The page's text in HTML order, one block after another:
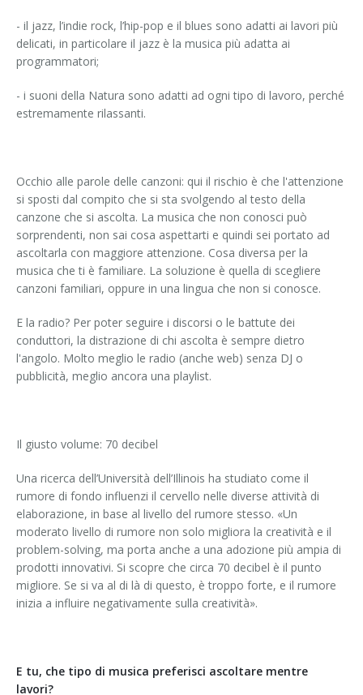
- il jazz, l’indie rock, l’hip-pop e il blues sono adatti ai lavori più
delicati, in particolare il jazz è la musica più adatta ai
programmatori;
- i suoni della Natura sono adatti ad ogni tipo di lavoro, perché
estremamente rilassanti.
Occhio alle parole delle canzoni: qui il rischio è che l'attenzione
si sposti dal compito che si sta svolgendo al testo della
canzone che si ascolta. La musica che non conosci può
sorprendenti, non sai cosa aspettarti e quindi sei portato ad
ascoltarla con maggiore attenzione. Cosa diversa per la
musica che ti è familiare. La soluzione è quella di scegliere
canzoni familiari, oppure in una lingua che non si conosce.
E la radio? Per poter seguire i discorsi o le battute dei
conduttori, la distrazione di chi ascolta è sempre dietro
l'angolo. Molto meglio le radio (anche web) senza DJ o
pubblicità, meglio ancora una playlist.
Il giusto volume: 70 decibel
Una ricerca dell’Università dell’Illinois ha studiato come il
rumore di fondo influenzi il cervello nelle diverse attività di
elaborazione, in base al livello del rumore stesso. «Un
moderato livello di rumore non solo migliora la creatività e il
problem-solving, ma porta anche a una adozione più ampia di
prodotti innovativi. Si scopre che circa 70 decibel è il punto
migliore. Se si va al di là di questo, è troppo forte, e il rumore
inizia a influire negativamente sulla creatività».
E tu, che tipo di musica preferisci ascoltare mentre
lavori?